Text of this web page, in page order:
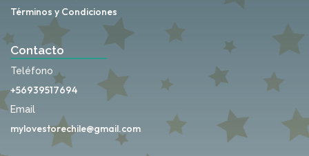
Términos y Condiciones
Contacto
Teléfono
+56939517694
Email
mylovestorechile@gmail.com